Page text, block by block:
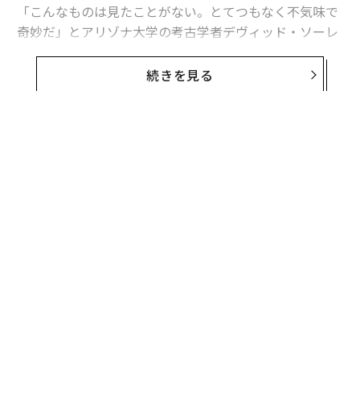
「こんなものは見たことがない。とてつもなく不気味で
奇妙だ」とアリゾナ大学の考古学者デヴィッド・ソーレ
ン（David Soren）は語る。
遺骨は10歳の子供のもので、口に石が詰め込まれてい
続きを見る